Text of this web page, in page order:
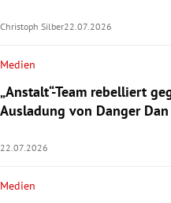
Christoph Silber22.07.2026
Medien
„Anstalt“-Team rebelliert
Ausladung von Danger Dan
22.07.2026
Medien